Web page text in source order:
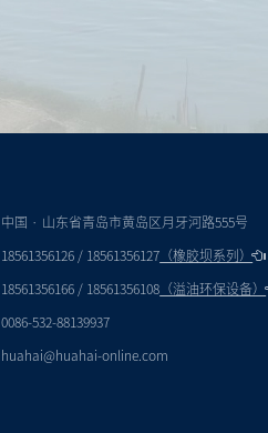
中国 · 山东省青岛市黄岛区月牙河路555号
18561356126 / 18561356127 （橡胶坝系列）
18561356166 / 18561356108 （溢油环保设备）
0086-532-88139937
huahai@huahai-online.com